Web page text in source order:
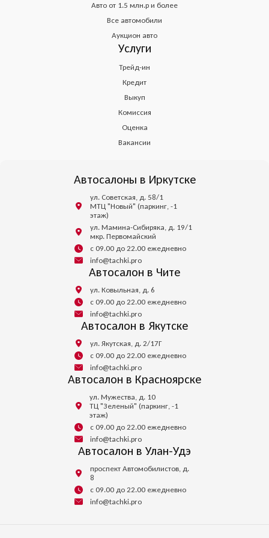
Авто от 1.5 млн.р и более
Все автомобили
Аукцион авто
Услуги
Трейд-ин
Кредит
Выкуп
Комиссия
Оценка
Вакансии
Автосалоны в Иркутске
ул. Советская, д. 58/1
МТЦ "Новый" (паркинг, -1
этаж)
ул. Мамина-Сибиряка, д. 19/1
мкр. Первомайский
с 09.00 до 22.00 ежедневно
info@tachki.pro
Автосалон в Чите
ул. Ковыльная, д. 6
с 09.00 до 22.00 ежедневно
info@tachki.pro
Автосалон в Якутске
ул. Якутская, д. 2/17Г
с 09.00 до 22.00 ежедневно
info@tachki.pro
Автосалон в Красноярске
ул. Мужества, д. 10
ТЦ "Зеленый" (паркинг, -1
этаж)
с 09.00 до 22.00 ежедневно
info@tachki.pro
Автосалон в Улан-Удэ
проспект Автомобилистов, д.
8
с 09.00 до 22.00 ежедневно
info@tachki.pro